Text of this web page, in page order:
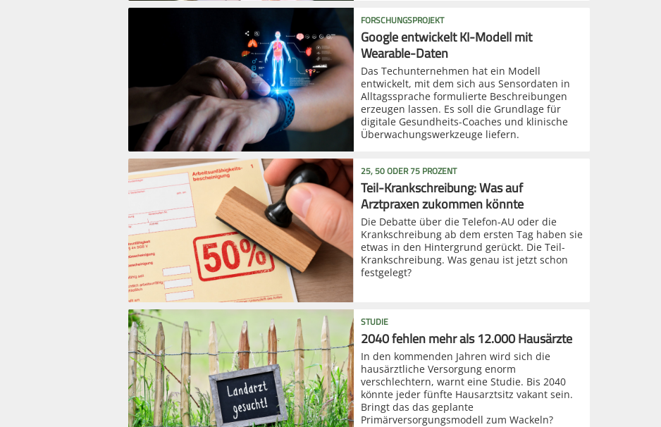
FORSCHUNGSPROJEKT
Google entwickelt KI-Modell mit
Wearable-Daten
Das Techunternehmen hat ein Modell
entwickelt, mit dem sich aus Sensordaten in
Alltagssprache formulierte Beschreibungen
erzeugen lassen. Es soll die Grundlage für
digitale Gesundheits-Coaches und klinische
Überwachungswerkzeuge liefern.
25, 50 ODER 75 PROZENT
Teil-Krankschreibung: Was auf
Arztpraxen zukommen könnte
Die Debatte über die Telefon-AU oder die
Krankschreibung ab dem ersten Tag haben sie
etwas in den Hintergrund gerückt. Die Teil-
Krankschreibung. Was genau ist jetzt schon
festgelegt?
STUDIE
2040 fehlen mehr als 12.000 Hausärzte
In den kommenden Jahren wird sich die
hausärztliche Versorgung enorm
verschlechtern, warnt eine Studie. Bis 2040
könnte jeder fünfte Hausarztsitz vakant sein.
Bringt das das geplante
Primärversorgungsmodell zum Wackeln?